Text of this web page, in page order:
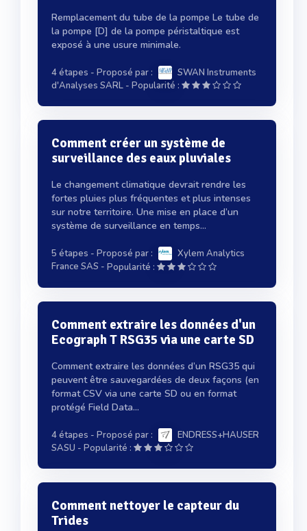
Remplacement du tube de la pompe Le tube de
la pompe [D] de la pompe péristaltique est
exposé à une usure minimale.
4 étapes - Proposé par :
SWAN Instruments
d'Analyses SARL - Popularité :
Comment créer un système de
surveillance des eaux pluviales
Le changement climatique devrait rendre les
fortes pluies plus fréquentes et plus intenses
sur notre territoire. Une mise en place d’un
système de surveillance en temps...
5 étapes - Proposé par :
Xylem Analytics
France SAS - Popularité :
Comment extraire les données d'un
Ecograph T RSG35 via une carte SD
Comment extraire les données d’un RSG35 qui
peuvent être sauvegardées de deux façons (en
format CSV via une carte SD ou en format
protégé Field Data...
4 étapes - Proposé par :
ENDRESS+HAUSER
SASU - Popularité :
Comment nettoyer le capteur du
Trides